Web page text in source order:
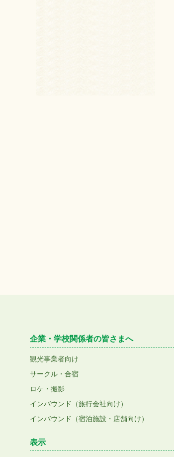
企業・学校関係者の皆さまへ
観光事業者向け
サークル・合宿
ロケ・撮影
インバウンド（旅行会社向け）
インバウンド（宿泊施設・店舗向け）
表示